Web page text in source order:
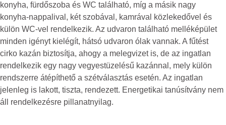
konyha, fürdőszoba és WC található, míg a másik nagy
konyha-nappalival, két szobával, kamrával közlekedővel és
külön WC-vel rendelkezik. Az udvaron található melléképület
minden igényt kielégít, hátsó udvaron ólak vannak. A fűtést
cirko kazán biztosítja, ahogy a melegvizet is, de az ingatlan
rendelkezik egy nagy vegyestüzelésű kazánnal, mely külön
rendszerre átépíthető a szétválasztás esetén. Az ingatlan
jelenleg is lakott, tiszta, rendezett. Energetikai tanúsítvány nem
áll rendelkezésre pillanatnyilag.